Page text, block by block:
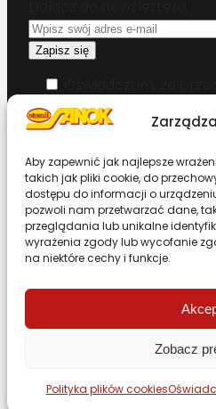
Aby zapewnić jak najlepsze
takich jak pliki cookie, do
dostępu do informacji o
pozwoli nam przetwarzać dane,
przeglądania lub unikalne
wyrażenia zgody lub wycofanie
na niektóre cechy i funkcje.
Zobacz
Polityka plików cookies
warunki korzystania z
Design & Code
Przewiń stronę do góry